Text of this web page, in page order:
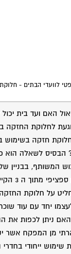
לוועדי הבתים -
האם ועד בית
לחלוקת החזקה
חזקה בשימוש
? הבסיס לשאלה הוא
המשותף, בבניין
בעצמו
על חלוקת
יחד עם עוד
ניתן לכפות את
מן המפקח אשר
שימוש ייחודי